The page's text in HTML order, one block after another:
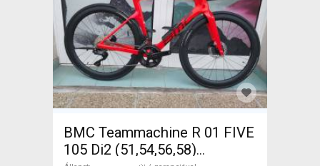
BMC Teammachine R 01 FIVE
105 Di2 (51,54,56,58)